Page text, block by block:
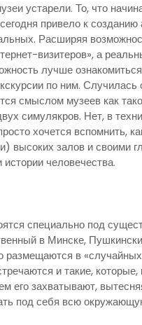
устарели. То, что
привело к
Расширяя
визитеров», а
лучше
по ним. Случилась
смыслом музеев как
симулякров. Нет, в
хочется вспомнить,
высоких залов и своими
человечества.
специально под
в Минске,
размещаются в
и такие,
его захватывают,
под себя всю